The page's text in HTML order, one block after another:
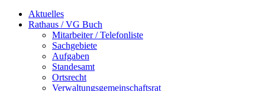
Aktuelles
Rathaus / VG Buch
Mitarbeiter / Telefonliste
Sachgebiete
Aufgaben
Standesamt
Ortsrecht
Verwaltungsgemeinschaftsrat